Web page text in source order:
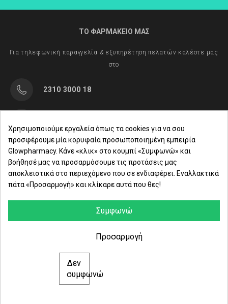
ΤΟ ΦΑΡΜΑΚΕΙΟ ΜΑΣ
Για τηλεφωνική παραγγελία & εξυπηρέτηση πελατών καλέστε μας
στο
2310 3000 18
Δευ. - Παρ.: 8:00 - 21:00
Σάββατο: 09:00-15:00
ΕΤΑΙΡΕΙΑ
© 2021 glowpharmacy.gr
Χρησιμοποιούμε εργαλεία όπως τα cookies για να σου
προσφέρουμε μία κορυφαία προσωποποιημένη εμπειρία
Glowpharmacy. Κάνε «κλικ» στο κουμπί «Συμφωνώ» και
βοήθησέ μας να προσαρμόσουμε τις προτάσεις μας
αποκλειστικά στο περιεχόμενο που σε ενδιαφέρει. Εναλλακτικά
πάτα «Προσαρμογή» και κλίκαρε αυτά που θες!
Συμφωνώ
Δεν
συμφωνώ
Προσαρμογή